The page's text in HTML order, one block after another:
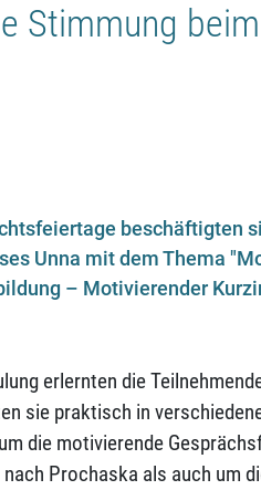
Stimmung
beschäftigten
Unna mit dem Thema
– Motivierender
erlernten die
sie praktisch in
die motivierende
Prochaska als auch um